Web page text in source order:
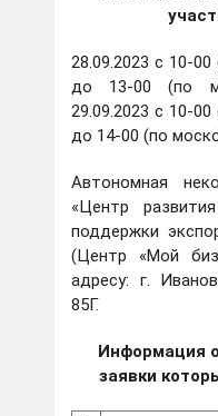
28.09.2023 с 10-
до 13-00 (по
29.09.2023 с 10-
до 14-00 (по
Автономная
«Центр
поддержки
(Центр «Мой
адресу: г.
85Г.
Информация
заявки